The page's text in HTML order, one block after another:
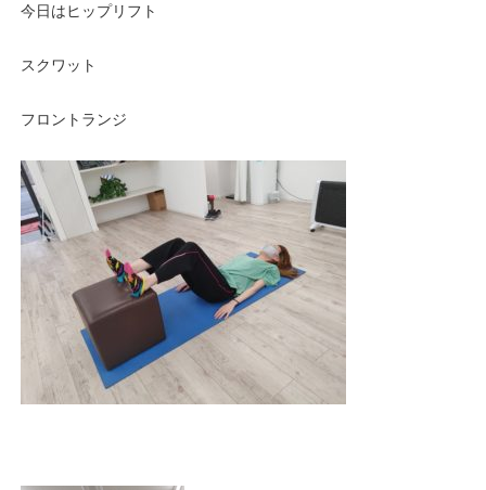
今日はヒップリフト
スクワット
フロントランジ